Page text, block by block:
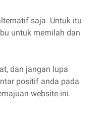
saja Untuk itu
untuk memilah dan
dan jangan lupa
positif anda pada
website ini.